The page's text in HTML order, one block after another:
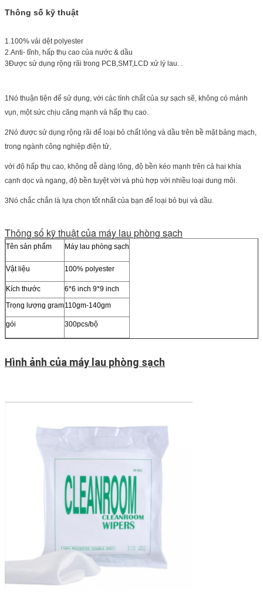
Thông số kỹ thuật
1.100% vải dệt polyester
2.Anti- tĩnh, hấp thụ cao của nước & dầu
3Được sử dụng rộng rãi trong PCB,SMT,LCD xử lý lau. .
1Nó thuận tiện để sử dụng, với các tính chất của sự sạch sẽ, không có mảnh
vụn, một sức chịu căng mạnh và hấp thụ cao.
2Nó được sử dụng rộng rãi để loại bỏ chất lỏng và dầu trên bề mặt bảng mạch,
trong ngành công nghiệp điện tử,
với độ hấp thụ cao, không dễ dàng lông, độ bền kéo mạnh trên cả hai khía
cạnh dọc và ngang, độ bền tuyệt vời và phù hợp với nhiều loại dung môi.
3Nó chắc chắn là lựa chọn tốt nhất của bạn để loại bỏ bụi và dầu.
Thông số kỹ thuật của máy lau phòng sạch
Tên sản phẩm Máy lau phòng sạch
Vật liệu 100% polyester
Kích thước
6*6 inch 9*9 inch
Trọng lượng gram110gm-140gm
gói 300pcs/bộ
Hình ảnh của máy lau phòng sạch